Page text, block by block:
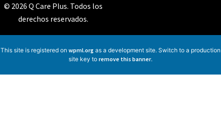
© 2026 Q Care Plus. Todos los
derechos reservados.
This site is registered on wpml.org as a development site. Switch to a production
site key to remove this banner.